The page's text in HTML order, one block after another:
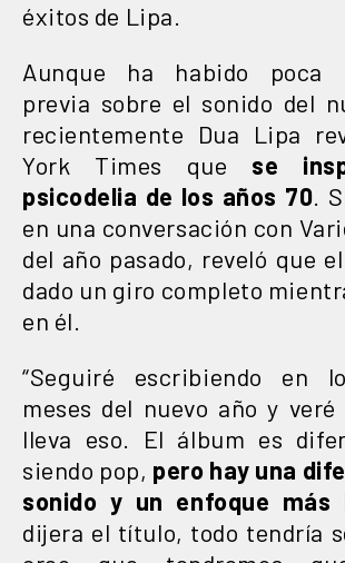
éxitos de Lipa.
Aunque ha habido poca
previa sobre el sonido del
recientemente Dua Lipa
York Times que se
psicodelia de los años 70 .
en una conversación con
del año pasado, reveló que
dado un giro completo
en él.
“Seguiré escribiendo en
meses del nuevo año y veré
lleva eso. El álbum es
siendo pop, pero hay una
sonido y un enfoque más
dijera el título, todo tendría